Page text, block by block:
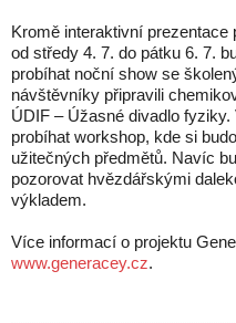
Kromě interaktivní
od středy 4. 7. do pátku 6. 7.
probíhat noční show se
návštěvníky připravili
ÚDIF – Úžasné divadlo
probíhat workshop, kde si
užitečných předmětů. Navíc
pozorovat hvězdářskými
výkladem.
Více informací o projektu
www.generacey.cz.